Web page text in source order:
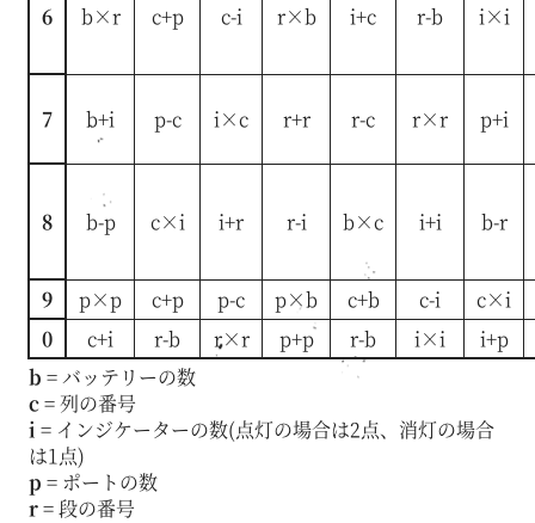
6 b×r c+p c-i r×b i+c r-b i×i
7 b+i p-c i×c r+r r-c r×r p+i
8 b-p c×i i+r r-i b×c i+i b-r
9 p×p c+p p-c p×b c+b c-i
c×i
0
c+i r-b r×r p+p r-b i×i
i+p
b = バッテリーの数
c= 列の番号
i = インジケーターの数(点灯の場合は2点、消灯の場合
は1点)
p = ポートの数
r= 段の番号